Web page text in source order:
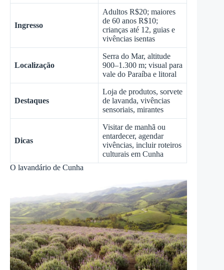
Ingresso
Adultos R$20; maiores
de 60 anos R$10;
crianças até 12, guias e
vivências isentas
Localização
Serra do Mar, altitude
900–1.300 m; visual para
vale do Paraíba e litoral
Destaques
Loja de produtos, sorvete
de lavanda, vivências
sensoriais, mirantes
Dicas
Visitar de manhã ou
entardecer, agendar
vivências, incluir roteiros
culturais em Cunha
O lavandário de Cunha